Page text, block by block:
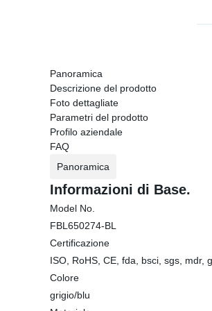
Panoramica
Descrizione del prodotto
Foto dettagliate
Parametri del prodotto
Profilo aziendale
FAQ
Panoramica
Informazioni di Base.
Model No.
FBL650274-BL
Certificazione
ISO, RoHS, CE, fda, bsci, sgs, mdr,
Colore
grigio/blu